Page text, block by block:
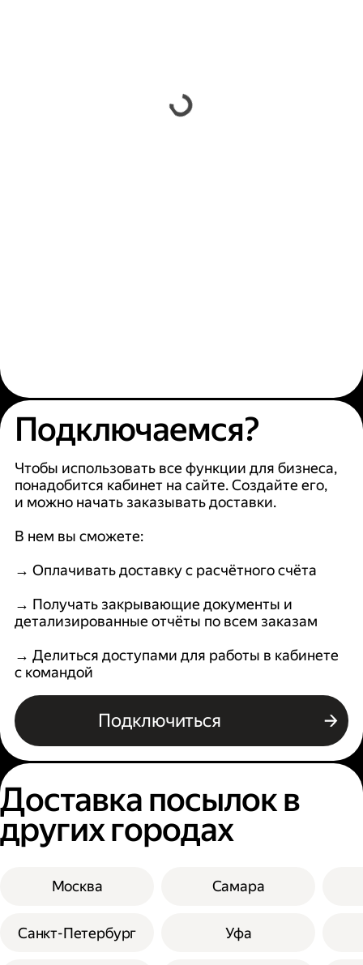
Подключаемся?
Чтобы использовать все функции для бизнеса,
понадобится кабинет на сайте. Создайте его,
и можно начать заказывать доставки.
В нем вы сможете:
→ Оплачивать доставку с расчётного счёта
→ Получать закрывающие документы и
детализированные отчёты по всем заказам
→ Делиться доступами для работы в кабинете
с командой
Подключиться
Доставка посылок в
других городах
Москва
Санкт-Петербург
Самара
Уфа